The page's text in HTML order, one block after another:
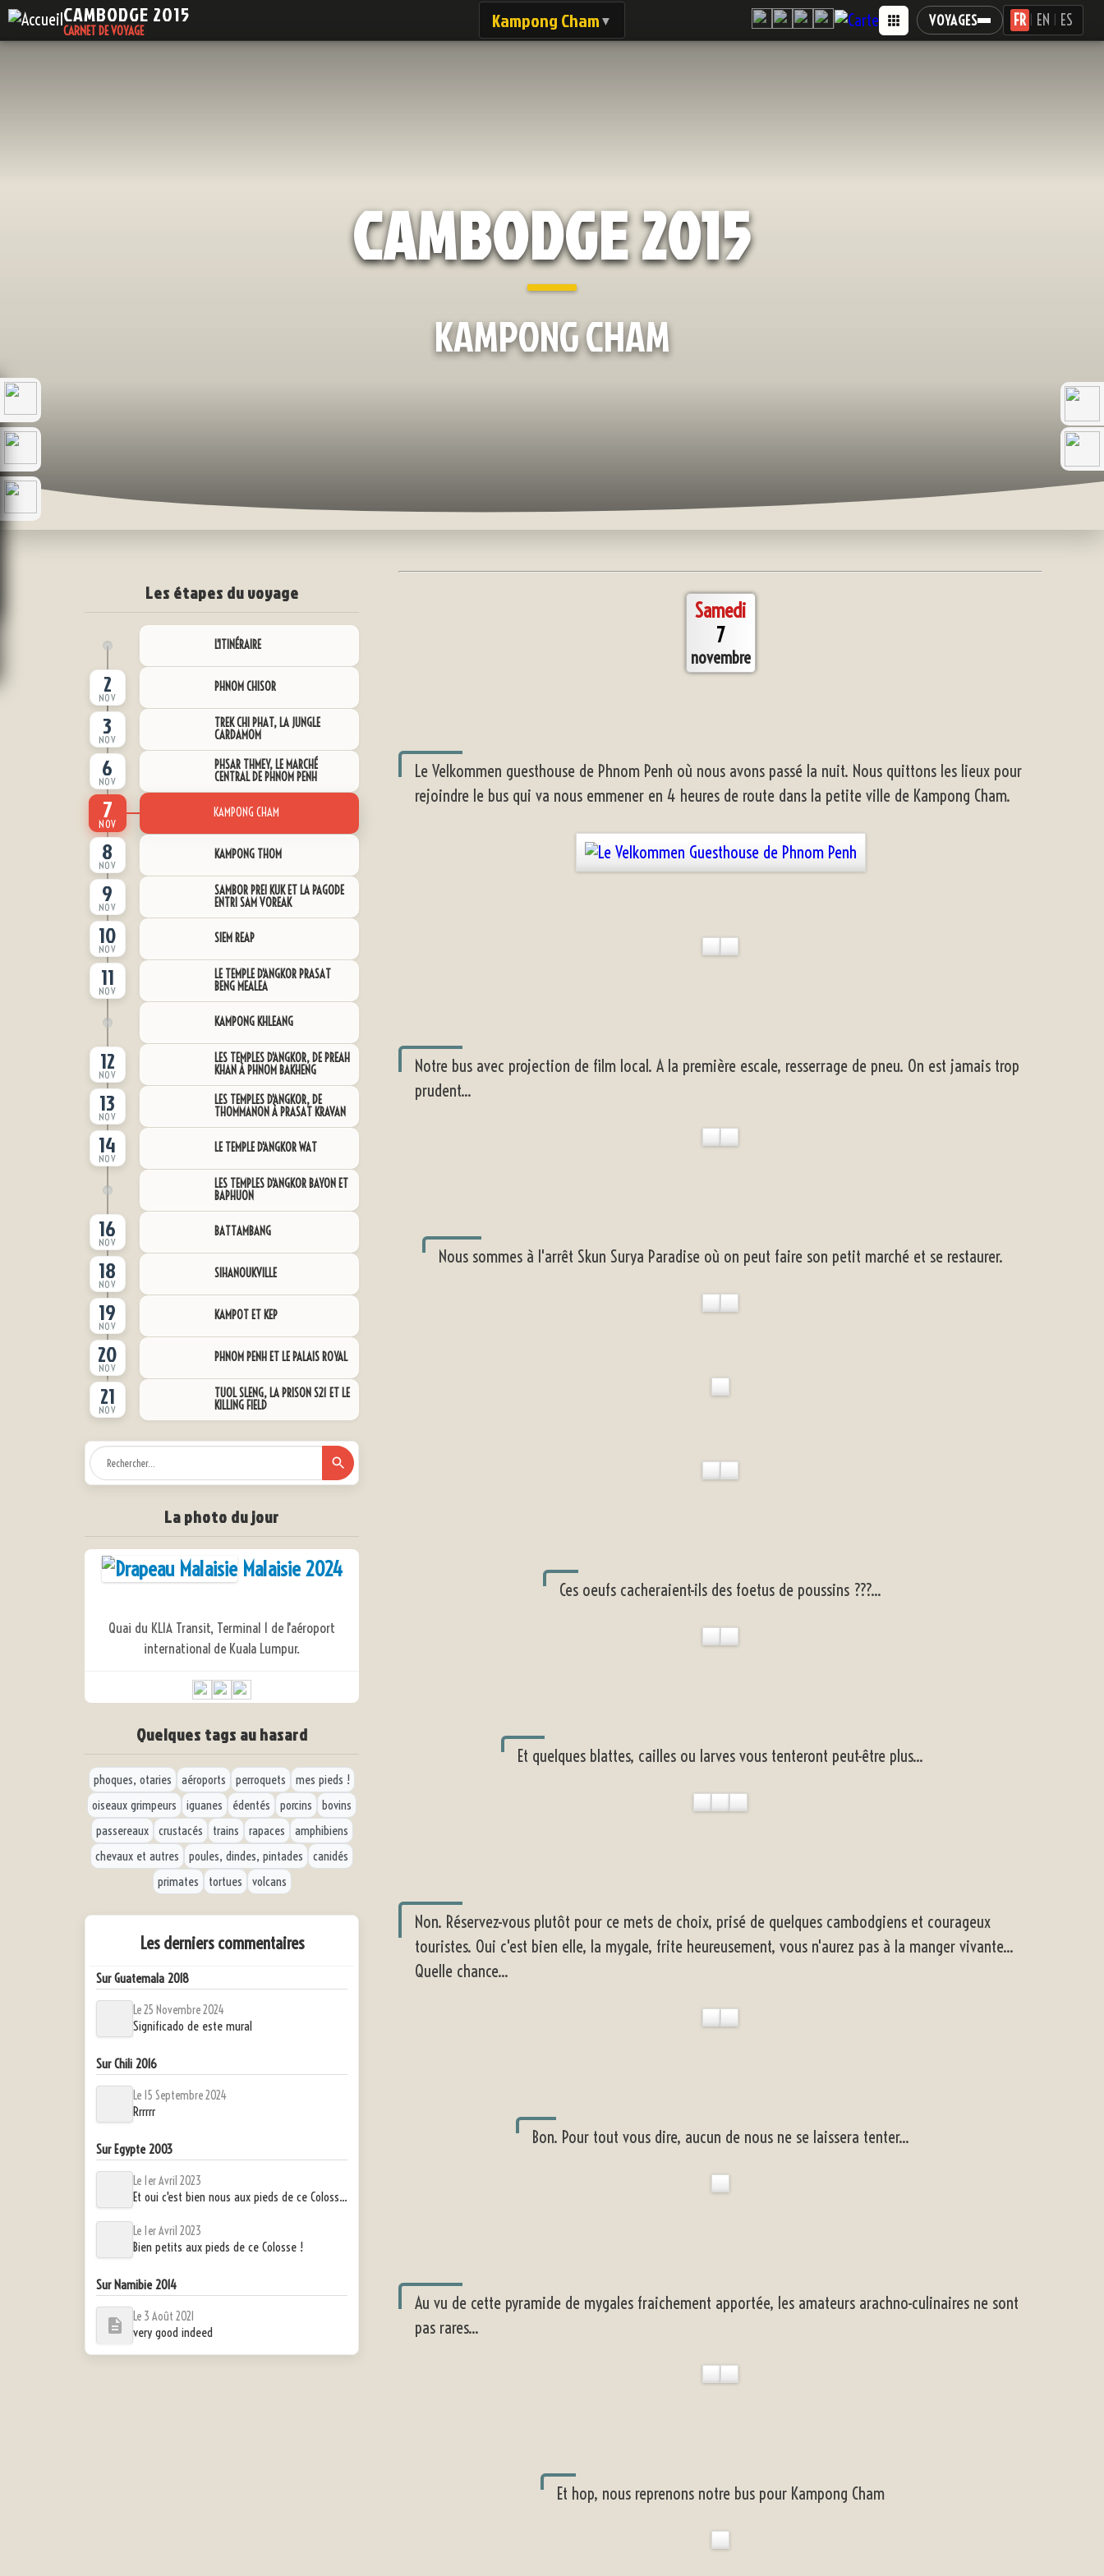
CAMBODGE 2015
CARNET DE VOYAGE Kampong Cham▼ VOYAGES FR EN ES
CAMBODGE 2015
KAMPONG CHAM
Les étapes du voyage
L'ITINÉRAIRE
2
NOV
PHNOM CHISOR
3
NOV
TREK CHI PHAT, LA JUNGLE
CARDAMOM
6
NOV
PHSAR THMEY, LE MARCHÉ
CENTRAL DE PHNOM PENH
7
NOV
KAMPONG CHAM
8
NOV
KAMPONG THOM
9
NOV
SAMBOR PREI KUK ET LA PAGODE
ENTRI SAM VOREAK
10
NOV
SIEM REAP
11
NOV
LE TEMPLE D'ANGKOR PRASAT
BENG MEALEA
KAMPONG KHLEANG
12
NOV
LES TEMPLES D'ANGKOR, DE PREAH
KHAN À PHNOM BAKHENG
13
NOV
LES TEMPLES D'ANGKOR, DE
THOMMANON À PRASAT KRAVAN
14
NOV
LE TEMPLE D'ANGKOR WAT
LES TEMPLES D'ANGKOR BAYON ET
BAPHUON
16
NOV
BATTAMBANG
18
NOV
SIHANOUKVILLE
19
NOV
KAMPOT ET KEP
20
NOV
PHNOM PENH ET LE PALAIS ROYAL
21
NOV
TUOL SLENG, LA PRISON S21 ET LE
KILLING FIELD
La photo du jour
Malaisie 2024
Quai du KLIA Transit, Terminal 1 de l'aéroport
international de Kuala Lumpur.
Quelques tags au hasard
phoques, otaries aéroports perroquets
mes pieds !
oiseaux grimpeurs
iguanes édentés porcins
bovins
passereaux
crustacés trains rapaces
amphibiens
chevaux et autres
poules, dindes, pintades
canidés
primates
tortues volcans
Les derniers commentaires
Sur Guatemala 2018
Le 25 Novembre 2024
Significado de este mural
Sur Chili 2016
Le 15 Septembre 2024
Rrrrrr
Sur Egypte 2003
Le 1er Avril 2023
Et oui c'est bien nous aux pieds de ce Colosse !
Le 1er Avril 2023
Bien petits aux pieds de ce Colosse !
Sur Namibie 2014
Le 3 Août 2021
very good indeed
Samedi
7
novembre
Le Velkommen guesthouse de Phnom Penh où nous avons passé la nuit. Nous quittons les lieux pour
rejoindre le bus qui va nous emmener en 4 heures de route dans la petite ville de Kampong Cham.
Notre bus avec projection de film local. A la première escale, resserrage de pneu. On est jamais trop
prudent...
Nous sommes à l'arrêt Skun Surya Paradise où on peut faire son petit marché et se restaurer.
Ces oeufs cacheraient-ils des foetus de poussins ???...
Et quelques blattes, cailles ou larves vous tenteront peut-être plus...
Non. Réservez-vous plutôt pour ce mets de choix, prisé de quelques cambodgiens et courageux
touristes. Oui c'est bien elle, la mygale, frite heureusement, vous n'aurez pas à la manger vivante...
Quelle chance...
Bon. Pour tout vous dire, aucun de nous ne se laissera tenter...
Au vu de cette pyramide de mygales fraichement apportée, les amateurs arachno-culinaires ne sont
pas rares...
Et hop, nous reprenons notre bus pour Kampong Cham